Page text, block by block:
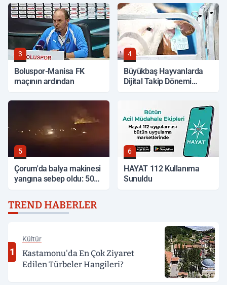
3
Boluspor-Manisa FK
maçının ardından
4
Büyükbaş Hayvanlarda
Dijital Takip Dönemi
5
Çorum'da balya makinesi
yangına sebep oldu: 500
6
HAYAT 112 Kullanıma
Sunuldu
TREND HABERLER
1
Kültür
Kastamonu'da En Çok Ziyaret
Edilen Türbeler Hangileri?